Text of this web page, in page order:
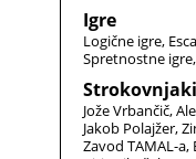
Igre
Logične igre
Spretnostne igre
Strokovnjaki
Jože Vrbančič
Jakob Polajžer
Zavod TAMAL-a